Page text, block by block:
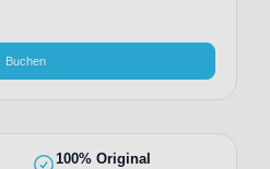
Buchen
100% Original